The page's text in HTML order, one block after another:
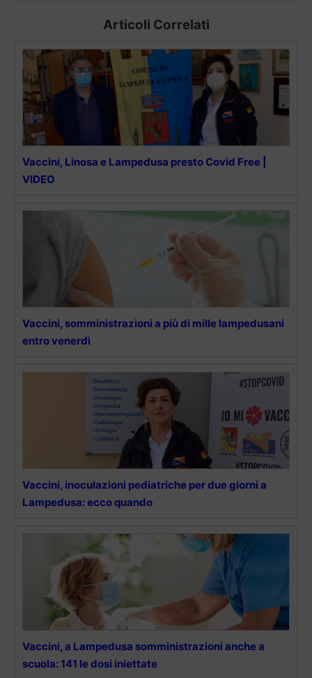
Articoli Correlati
Vaccini, Linosa e Lampedusa presto Covid Free |
VIDEO
Vaccini, somministrazioni a più di mille lampedusani
entro venerdì
Vaccini, inoculazioni pediatriche per due giorni a
Lampedusa: ecco quando
Vaccini, a Lampedusa somministrazioni anche a
scuola: 141 le dosi iniettate